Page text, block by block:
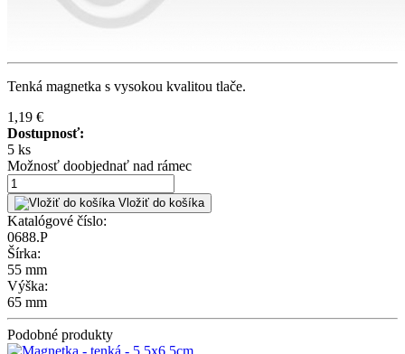
Tenká magnetka s vysokou kvalitou tlače.
1,19 €
Dostupnosť:
5 ks
Možnosť doobjednať nad rámec
Vložiť do košíka
Katalógové číslo:
0688.P
Šírka:
55 mm
Výška:
65 mm
Podobné produkty